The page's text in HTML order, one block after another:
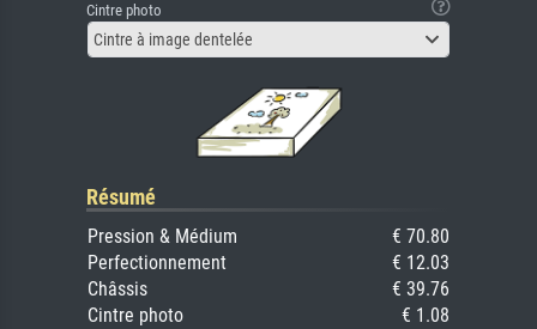
Cintre photo
Cintre à image dentelée
Résumé
Pression & Médium
€ 70.80
Perfectionnement
€ 12.03
Châssis
€ 39.76
Cintre photo
€ 1.08